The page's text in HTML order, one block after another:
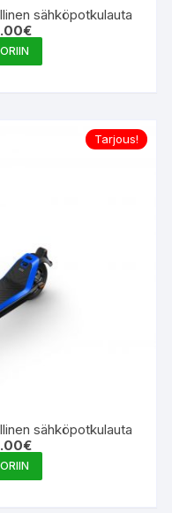
sähköpotkulauta
€Nykyinen
hinta
699.00€.
Tarjous!
sähköpotkulauta
€Nykyinen
hinta
699.00€.